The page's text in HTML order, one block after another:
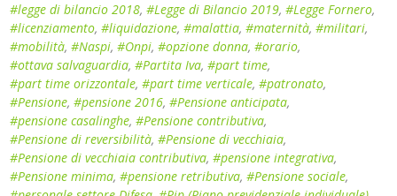
#legge di bilancio 2018,#Legge di Bilancio 2019,#Legge Fornero,
#licenziamento,#liquidazione,#malattia,#maternità,#militari,
#mobilità,#Naspi,#Onpi,#opzione donna,#orario,
#ottava salvaguardia,#Partita Iva,#part time,
#part time orizzontale,#part time verticale,#patronato,
#Pensione,#pensione 2016,#Pensione anticipata,
#pensione casalinghe,#Pensione contributiva,
#Pensione di reversibilità,#Pensione di vecchiaia,
#Pensione di vecchiaia contributiva,#pensione integrativa,
#Pensione minima,#pensione retributiva,#Pensione sociale,